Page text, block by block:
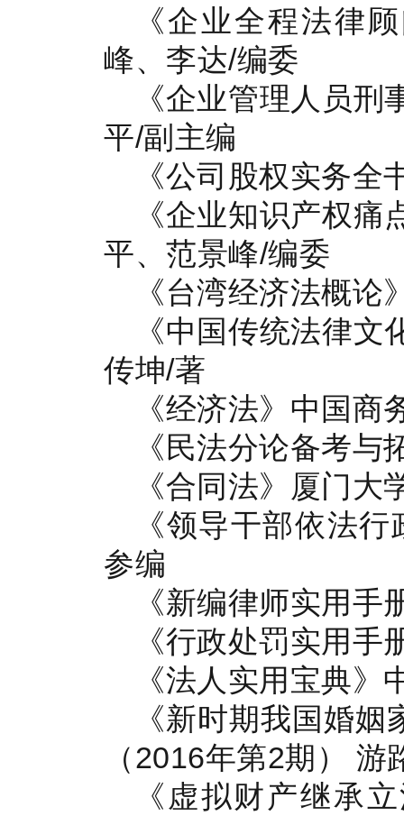
《企业全程法律
峰、李达/编委
《企业管理人员
平/副主编
《公司股权实务
《企业知识产权
平、范景峰/编委
《台湾经济法概
《中国传统法律
传坤/著
《经济法》中国
《民法分论备考
《合同法》厦门
《领导干部依法
参编
《新编律师实用
《行政处罚实用
《法人实用宝典
《新时期我国婚
（2016年第2期） 游
《虚拟财产继承